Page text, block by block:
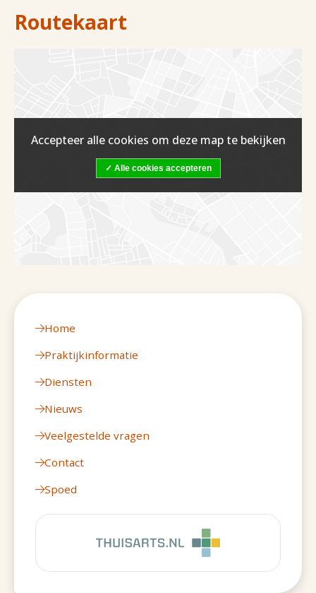
Routekaart
Accepteer alle cookies om deze map te bekijken
Alle cookies accepteren
Home
Praktijkinformatie
Diensten
Nieuws
Veelgestelde vragen
Contact
Spoed